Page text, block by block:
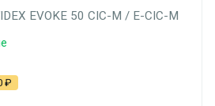
EVOKE 50 CIC-M / E-CIC-M
₽